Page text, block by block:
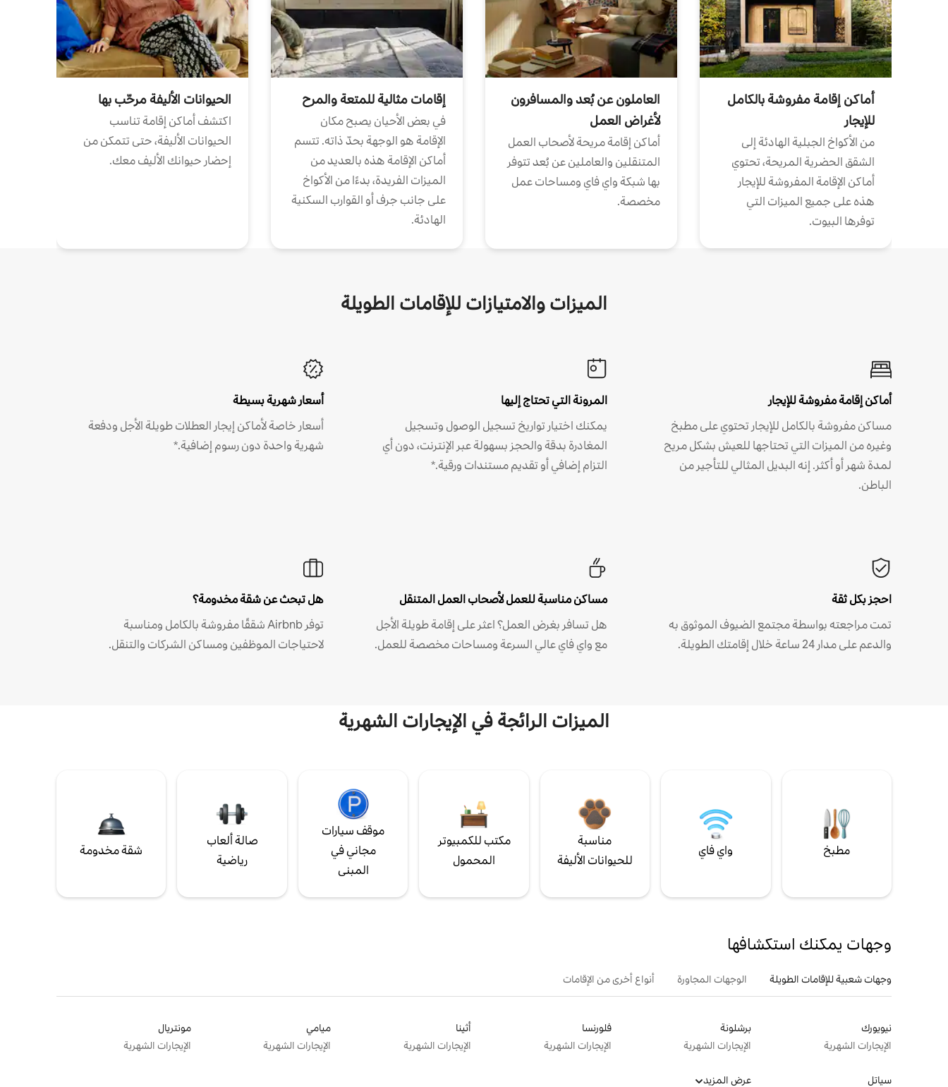
أماكن إقامة مفروشة بالكامل
للإيجار
من الأكواخ الجبلية الهادئة إلى
الشقق الحضرية المريحة، تحتوي
أماكن الإقامة المفروشة للإيجار
هذه على جميع الميزات التي
توفرها البيوت.
العاملون عن بُعد والمسافرون
لأغراض العمل
أماكن إقامة مريحة لأصحاب العمل
المتنقلين والعاملين عن بُعد تتوفر
بها شبكة واي فاي ومساحات عمل
مخصصة.
إقامات مثالية للمتعة والمرح
في بعض الأحيان يصبح مكان
الإقامة هو الوجهة بحدّ ذاته. تتسم
أماكن الإقامة هذه بالعديد من
الميزات الفريدة، بدءًا من الأكواخ
على جانب جرف أو القوارب السكنية
الهادئة.
الحيوانات الأليفة مرحّب بها
اكتشف أماكن إقامة تناسب
الحيوانات الأليفة، حتى تتمكن من
إحضار حيوانك الأليف معك.
الميزات والامتيازات للإقامات الطويلة
أماكن إقامة مفروشة للإيجار
مساكن مفروشة بالكامل للإيجار تحتوي على مطبخ
وغيره من الميزات التي تحتاجها للعيش بشكل مريح
لمدة شهر أو أكثر. إنه البديل المثالي للتأجير من
الباطن.
المرونة التي تحتاج إليها
يمكنك اختيار تواريخ تسجيل الوصول وتسجيل
المغادرة بدقة والحجز بسهولة عبر الإنترنت، دون أي
التزام إضافي أو تقديم مستندات ورقية.*
أسعار شهرية بسيطة
أسعار خاصة لأماكن إيجار العطلات طويلة الأجل ودفعة
شهرية واحدة دون رسوم إضافية.*
احجز بكل ثقة
تمت مراجعته بواسطة مجتمع الضيوف الموثوق به
والدعم على مدار 24 ساعة خلال إقامتك الطويلة.
مساكن مناسبة للعمل لأصحاب العمل المتنقل
هل تسافر بغرض العمل؟ اعثر على إقامة طويلة الأجل
مع واي فاي عالي السرعة ومساحات مخصصة للعمل.
هل تبحث عن شقة مخدومة؟
توفر Airbnb شققًا مفروشة بالكامل ومناسبة
لاحتياجات الموظفين ومساكن الشركات والتنقل.
الميزات الرائجة في الإيجارات الشهرية
مطبخ واي فاي
مناسبة
للحيوانات الأليفة
مكتب للكمبيوتر
المحمول
موقف سيارات
مجاني في
المبنى
صالة ألعاب
رياضية
شقة مخدومة
وجهات يمكنك استكشافها
وجهات شعبية للإقامات الطويلة الوجهات المجاورة أنواع أخرى من الإقامات
نيويورك
الإيجارات الشهرية
برشلونة
الإيجارات الشهرية
فلورنسا
الإيجارات الشهرية
أثينا
الإيجارات الشهرية
ميامي
الإيجارات الشهرية
مونتريال
الإيجارات الشهرية
سياتل عرض المزيد